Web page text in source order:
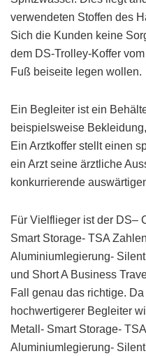
verwendeten Stoffen des
Sich die Kunden keine
dem DS-Trolley-Koffer
Fuß beiseite legen wollen.
Ein Begleiter ist ein
beispielsweise
Ein Arztkoffer stellt einen
ein Arzt seine ärztliche
konkurrierende
Für Vielflieger ist der DS–
Smart Storage- TSA
Aluminiumlegierung-
und Short A Business
Fall genau das richtige.
hochwertigerer Begleiter
Metall- Smart Storage-
Aluminiumlegierung-